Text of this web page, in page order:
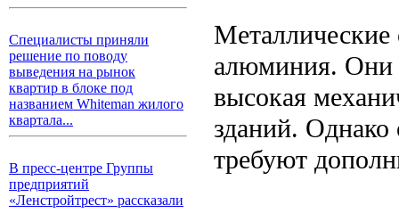
Специалисты приняли
решение по поводу
выведения на рынок
квартир в блоке под
названием Whiteman жилого
квартала...
В пресс-центре Группы
предприятий
«Ленстройтрест» рассказали
Металлические
алюминия. Они
высокая
зданий.
требуют